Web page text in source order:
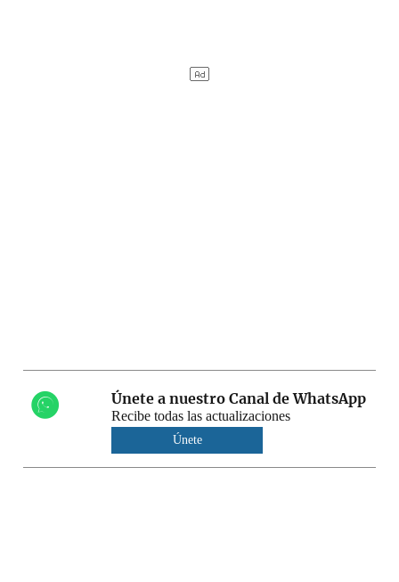
Únete a nuestro Canal de WhatsApp
Recibe todas las actualizaciones
Únete